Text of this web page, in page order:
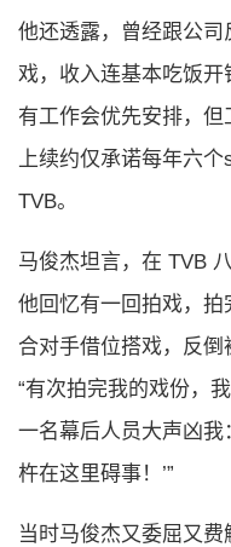
他还透露，曾经跟公
戏，收入连基本吃饭
有工作会优先安排，
上续约仅承诺每年六
TVB。
马俊杰坦言，在 TVB
他回忆有一回拍戏，
合对手借位搭戏，反倒
“有次拍完我的戏份，
一名幕后人员大声凶我
杵在这里碍事！’”
当时马俊杰又委屈又